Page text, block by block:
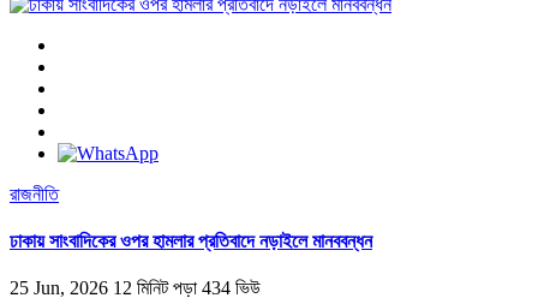
রাজনীতি
ঢাকায় সাংবাদিকের ওপর হামলার প্রতিবাদে নড়াইলে মানববন্ধন
25 Jun, 2026 12 মিনিট পড়া 434 ভিউ